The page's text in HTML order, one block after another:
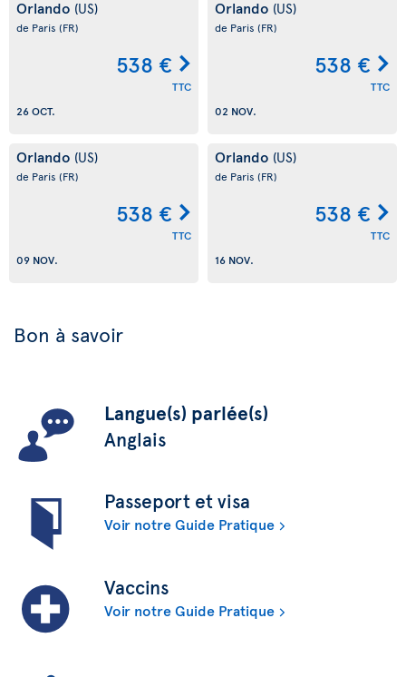
Orlando (US)
de Paris (FR)
538 €
TTC
26 OCT.
Orlando (US)
de Paris (FR)
538 €
TTC
02 NOV.
Orlando (US)
de Paris (FR)
538 €
TTC
09 NOV.
Orlando (US)
de Paris (FR)
538 €
TTC
16 NOV.
Bon à savoir
Langue(s) parlée(s)
Anglais
Passeport et visa
Voir notre Guide Pratique
Vaccins
Voir notre Guide Pratique